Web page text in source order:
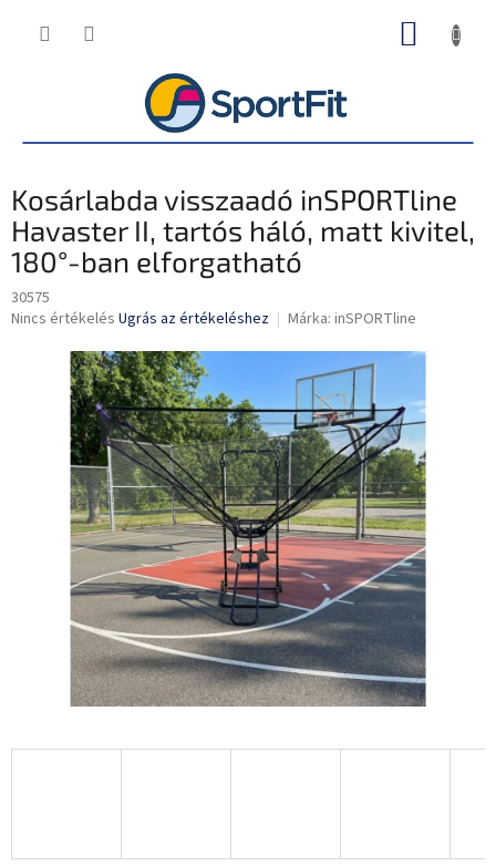
KOSÁR
Kosárlabda visszaadó inSPORTline
Havaster II, tartós háló, matt kivitel,
180°-ban elforgatható
30575
A
értékelése
Nincs értékelés Ugrás az értékeléshez Márka: inSPORTline